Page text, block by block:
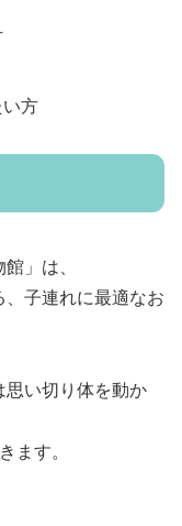
方
」は、
子連れに最適なお
思い切り体を動か
ます。